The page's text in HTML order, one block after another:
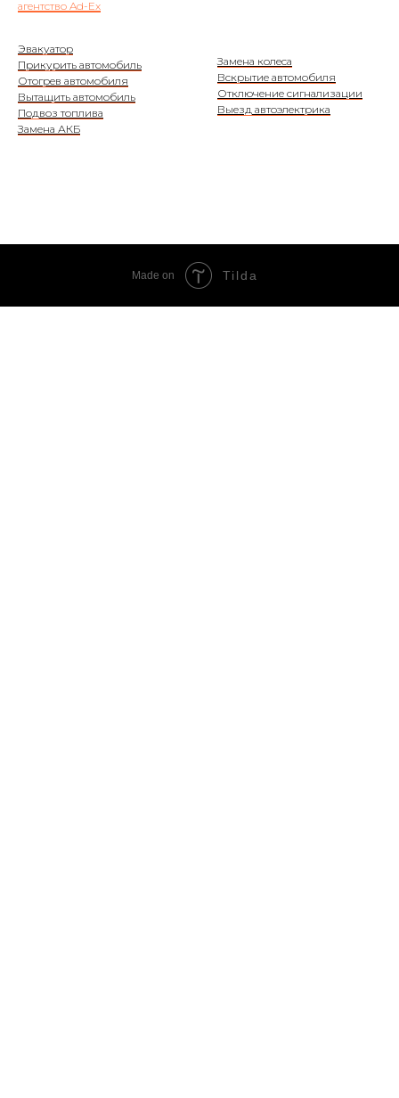
агентство Ad-Ex
Эвакуатор
Прикурить автомобиль
Отогрев автомобиля
Вытащить автомобиль
Подвоз топлива
Замена АКБ
Замена колеса
Вскрытие автомобиля
Отключение сигнализации
Выезд автоэлектрика
Made on Tilda